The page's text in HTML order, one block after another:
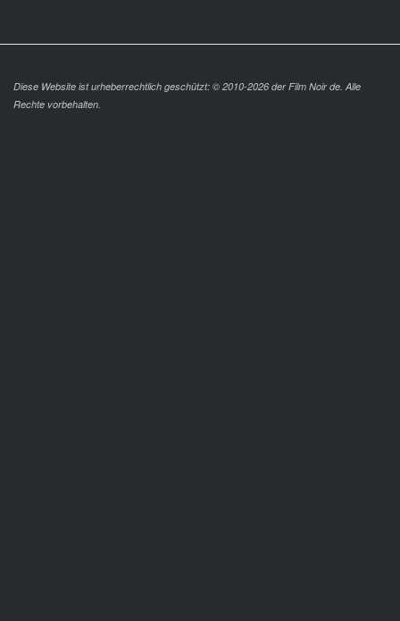
Diese Website ist urheberrechtlich geschützt: © 2010-2026 der Film Noir de. Alle
Rechte vorbehalten.